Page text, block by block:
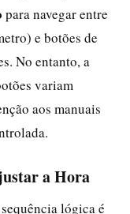
para navegar entre
e botões de
No entanto, a
variam
aos manuais
a Hora
lógica é